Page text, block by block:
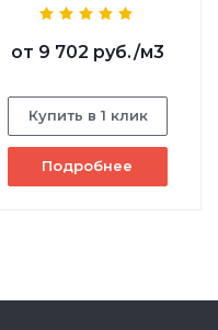
от 9 702 руб./м3
Купить в 1 клик
Подробнее